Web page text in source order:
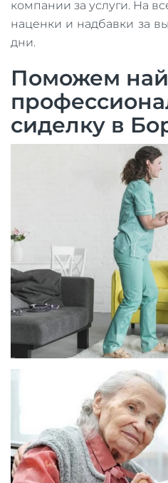
компании за услуги. На
наценки и надбавки за
дни.
Поможем
сиделку в